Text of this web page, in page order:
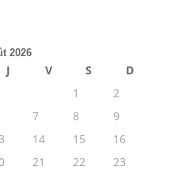
2026
J V S
D
1
2
7 8
9
14 15
16
21 22
23